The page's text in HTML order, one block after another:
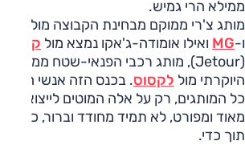
ממילא הרי גמיש.
מותג צ'רי ממוקם מבחינת הקבוצה מול
ו-MG ואילו אומודה-ג'אקו נמצא מול קיה
(Jetour), מותג רכבי הפנאי-שטח ממוקם מול
היוקרתי מול לקסוס. בכנס הזה אנשי
כל המותגים, רק על אלה המוטים לייצוא,
מאוד ומפורט, לא תמיד מחודד וברור,
תוך כדי.